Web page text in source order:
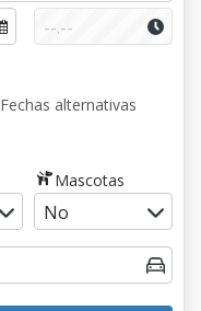
Fechas alternativas
Mascotas